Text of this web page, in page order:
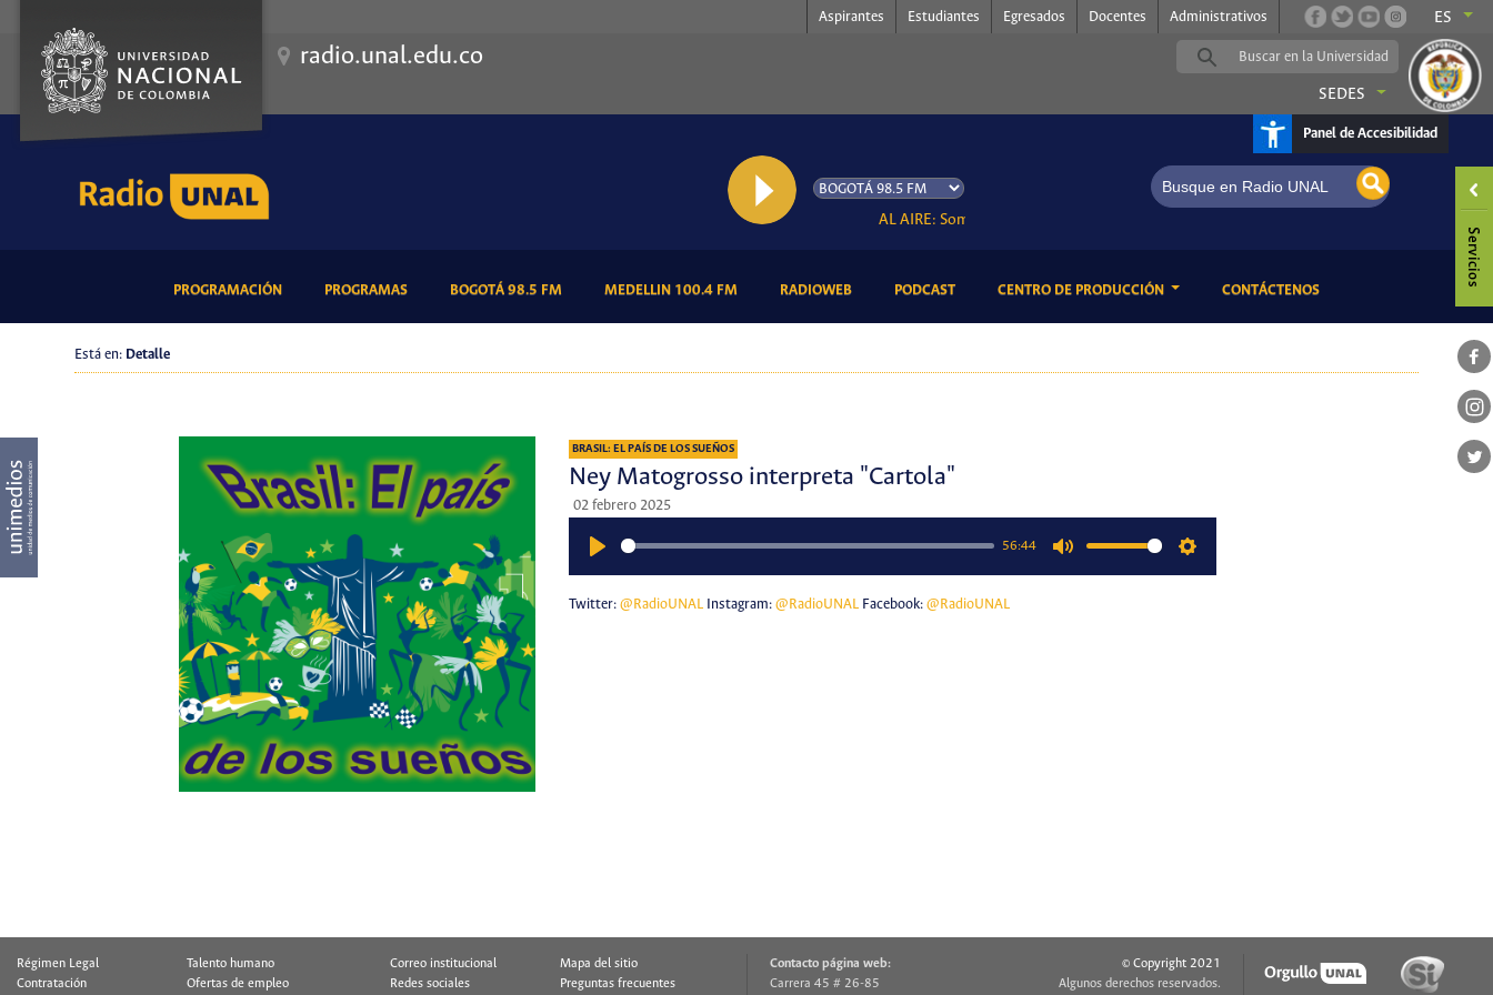
Aspirantes Estudiantes Egresados Docentes Administrativos ES
radio.unal.edu.co
SEDES
Panel de Accesibilidad
AL AIRE: Somos Radio UNAL, somos música
PROGRAMACIÓN(CURRENT)PROGRAMAS(CURRENT)BOGOTÁ 98.5 FM(CURRENT)MEDELLIN 100.4 FM(CURRENT)RADIOWEB(CURRENT)PODCAST(CURRENT)CENTRO DE PRODUCCIÓN CONTÁCTENOS(CURRENT)
Está en: Detalle
BRASIL: EL PAÍS DE LOS SUEÑOS
Ney Matogrosso interpreta "Cartola"
02 febrero 2025
56:44
Twitter: @RadioUNALInstagram: @RadioUNALFacebook: @RadioUNAL
Régimen Legal
Talento humano
Contratación
Ofertas de empleo
Correo institucional
Mapa del sitio
Redes sociales
Preguntas frecuentes
Contacto página web:
Carrera 45 # 26-85
© Copyright 2021
Algunos derechos reservados.